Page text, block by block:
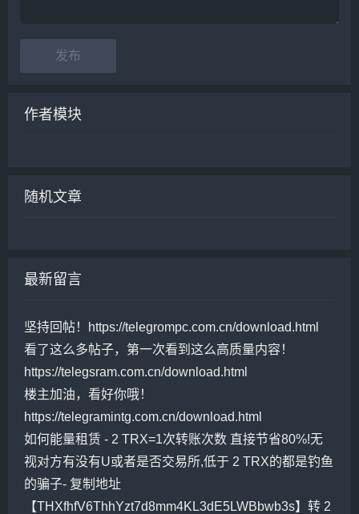
作者模块
随机文章
最新留言
坚持回帖！https://telegrompc.com.cn/download.html
看了这么多帖子，第一次看到这么高质量内容！
https://telegsram.com.cn/download.html
楼主加油，看好你哦！
https://telegramintg.com.cn/download.html
如何能量租赁 - 2 TRX=1次转账次数 直接节省80%!无
视对方有没有U或者是否交易所,低于 2 TRX的都是钓鱼
的骗子- 复制地址
【THXfhfV6ThhYzt7d8mm4KL3dE5LWBbwb3s】转 2